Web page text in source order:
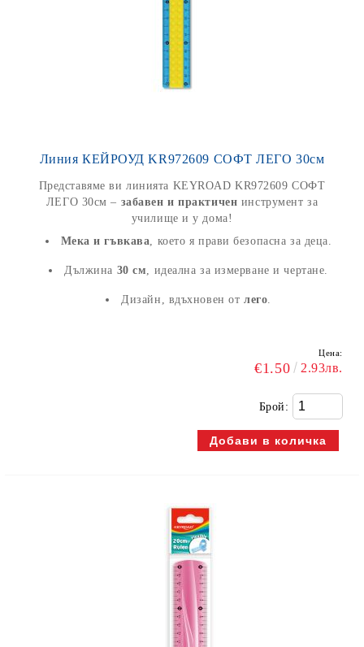
Линия КЕЙРОУД KR972609 СОФТ ЛЕГО 30см
Представяме ви линията KEYROAD KR972609 СОФТ
ЛЕГО 30см – забавен и практичен инструмент за
училище и у дома!
Мека и гъвкава, което я прави безопасна за деца.
Дължина 30 см, идеална за измерване и чертане.
Дизайн, вдъхновен от лего.
Цена:
€1.50 2.93лв.
Брой: